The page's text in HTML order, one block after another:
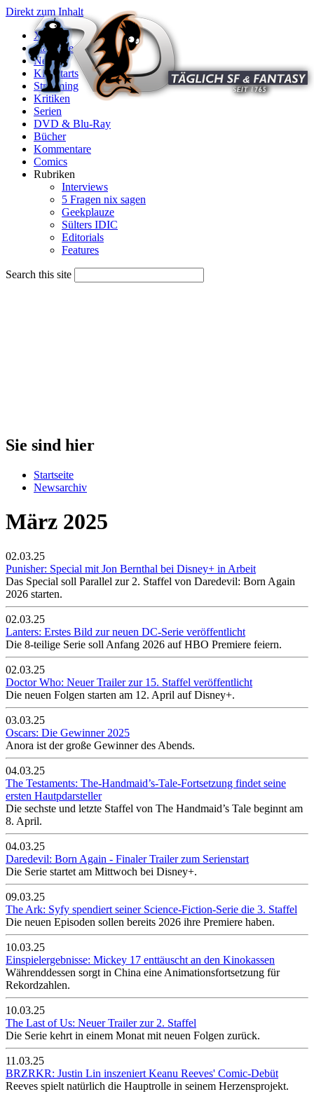
Direkt zum Inhalt
X
Startseite
News
Kinostarts
Streaming
Kritiken
Serien
DVD & Blu-Ray
Bücher
Kommentare
Comics
Rubriken
Interviews
5 Fragen nix sagen
Geekplauze
Sülters IDIC
Editorials
Features
Search this site
Sie sind hier
Startseite
Newsarchiv
März 2025
02.03.25
Punisher: Special mit Jon Bernthal bei Disney+ in Arbeit
Das Special soll Parallel zur 2. Staffel von Daredevil: Born Again
2026 starten.
02.03.25
Lanters: Erstes Bild zur neuen DC-Serie veröffentlicht
Die 8-teilige Serie soll Anfang 2026 auf HBO Premiere feiern.
02.03.25
Doctor Who: Neuer Trailer zur 15. Staffel veröffentlicht
Die neuen Folgen starten am 12. April auf Disney+.
03.03.25
Oscars: Die Gewinner 2025
Anora ist der große Gewinner des Abends.
04.03.25
The Testaments: The-Handmaid’s-Tale-Fortsetzung findet seine
ersten Hautpdarsteller
Die sechste und letzte Staffel von The Handmaid’s Tale beginnt am
8. April.
04.03.25
Daredevil: Born Again - Finaler Trailer zum Serienstart
Die Serie startet am Mittwoch bei Disney+.
09.03.25
The Ark: Syfy spendiert seiner Science-Fiction-Serie die 3. Staffel
Die neuen Episoden sollen bereits 2026 ihre Premiere haben.
10.03.25
Einspielergebnisse: Mickey 17 enttäuscht an den Kinokassen
Währenddessen sorgt in China eine Animationsfortsetzung für
Rekordzahlen.
10.03.25
The Last of Us: Neuer Trailer zur 2. Staffel
Die Serie kehrt in einem Monat mit neuen Folgen zurück.
11.03.25
BRZRKR: Justin Lin inszeniert Keanu Reeves' Comic-Debüt
Reeves spielt natürlich die Hauptrolle in seinem Herzensprojekt.